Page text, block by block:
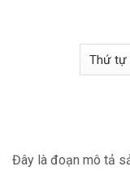
Đây là đoạn mô tả